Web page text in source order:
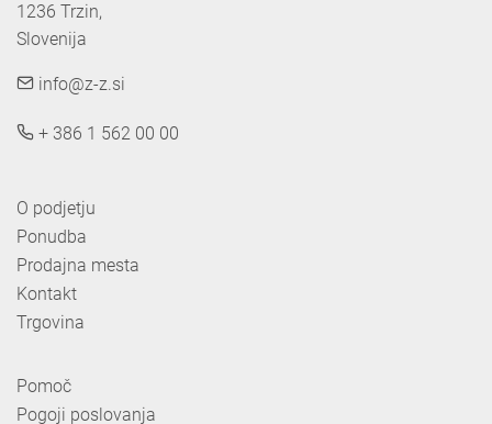
1236 Trzin,
Slovenija
info@z-z.si
+ 386 1 562 00 00
O podjetju
Ponudba
Prodajna mesta
Kontakt
Trgovina
Pomoč
Pogoji poslovanja